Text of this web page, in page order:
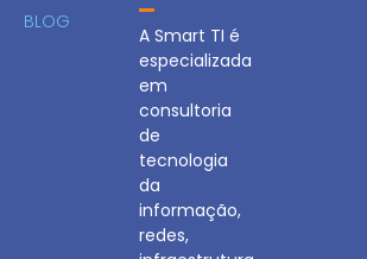
A Smart TI é
especializada
em
consultoria
de
tecnologia
da
informação,
redes,
BLOG